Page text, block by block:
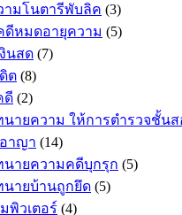
ามโนตารีพับลิค (3)
ดีหมดอายุความ (5)
นสด (7)
ต (8)
ดี (2)
ายความ ให้การตำรวจชั้น
าญา (14)
นายความคดีบุกรุก (5)
นายบ้านถูกยึด (5)
พิวเตอร์ (4)